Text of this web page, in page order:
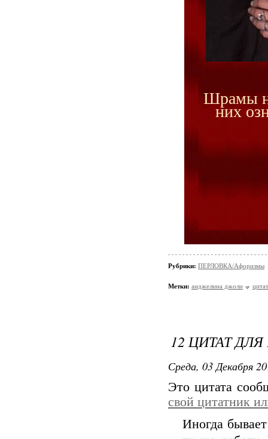
Шрамы
них
Рубрики: ПЕРЛОВКА/Aфоризмы
Метки: анджелина джоли
12 ЦИТАТ
Среда, 03 Декабря
Это цитата
свой цитатник
Иногда